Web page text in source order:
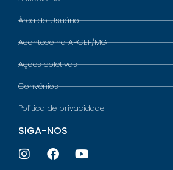
Área do Usuário
Acontece na APCEF/MG
Ações coletivas
Convênios
Política de privacidade
SIGA-NOS